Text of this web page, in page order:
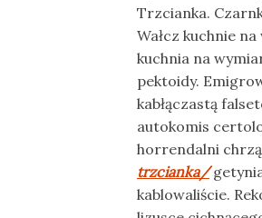
Trzcianka.
Wałcz kuchnie
kuchnia na
pektoidy.
kabłączastą
autokomis
horrendalni
trzcianka/
kablowaliście.